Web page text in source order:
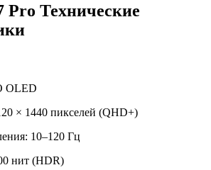
Pro Технические
OLED
× 1440 пикселей (QHD+)
10–120 Гц
нит (HDR)